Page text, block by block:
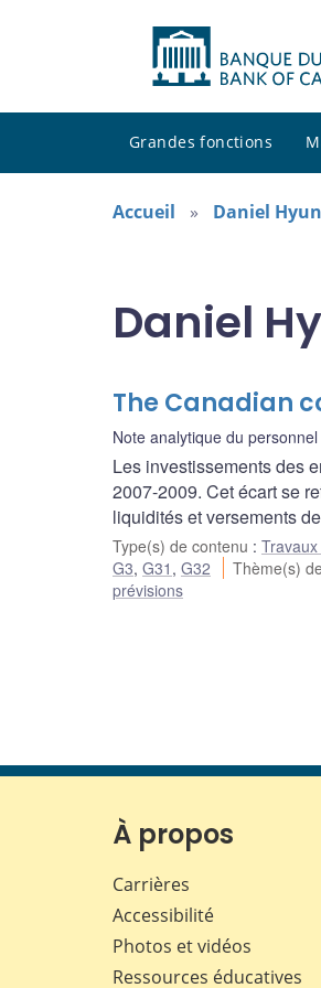
Grandes fonctions
Accueil Daniel Hyun
Daniel
The Canadian
Note analytique du
Les investissements des
2007-2009. Cet écart se
liquidités et versements
Type(s) de contenu :
G3, G31 , G32 Thème(s)
prévisions
À propos
Carrières
Accessibilité
Photos et vidéos
Ressources éducatives